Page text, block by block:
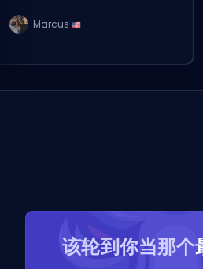
Marcus
该轮到你当那个